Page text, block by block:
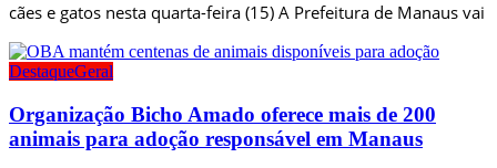
cães e gatos nesta quarta-feira (15) A Prefeitura de Manaus vai
DestaqueGeral
Organização Bicho Amado oferece mais de 200
animais para adoção responsável em Manaus